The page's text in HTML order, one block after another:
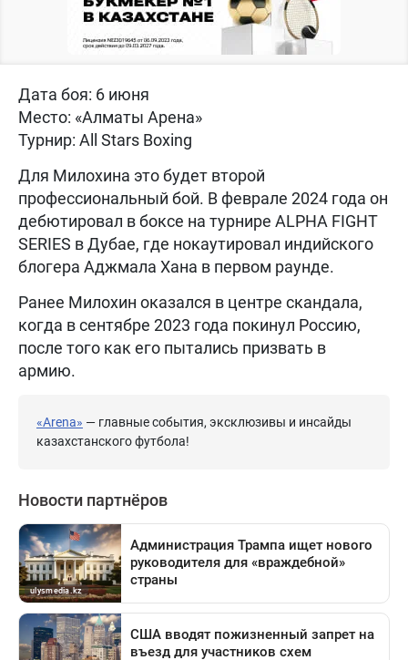
Дата боя: 6 июня
Место: «Алматы Арена»
Турнир: All Stars Boxing
Для Милохина это будет второй
профессиональный бой. В феврале 2024 года он
дебютировал в боксе на турнире ALPHA FIGHT
SERIES в Дубае, где нокаутировал индийского
блогера Аджмала Хана в первом раунде.
Ранее Милохин оказался в центре скандала,
когда в сентябре 2023 года покинул Россию,
после того как его пытались призвать в
армию.
«Arena» — главные события, эксклюзивы и инсайды
казахстанского футбола!